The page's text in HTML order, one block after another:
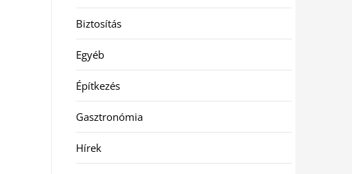
Biztosítás
Egyéb
Építkezés
Gasztronómia
Hírek